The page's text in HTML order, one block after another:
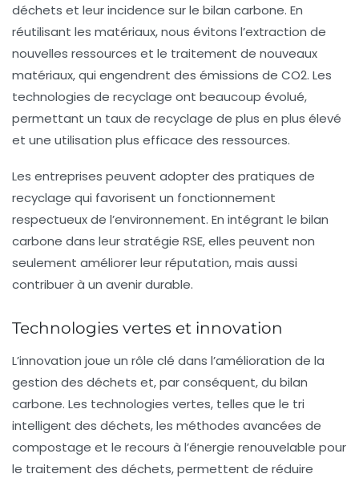
déchets et leur incidence sur le bilan carbone. En
réutilisant les matériaux, nous évitons l’extraction de
nouvelles ressources et le traitement de nouveaux
matériaux, qui engendrent des émissions de CO2. Les
technologies de recyclage ont beaucoup évolué,
permettant un taux de recyclage de plus en plus élevé
et une utilisation plus efficace des ressources.
Les entreprises peuvent adopter des pratiques de
recyclage qui favorisent un fonctionnement
respectueux de l’environnement. En intégrant le bilan
carbone dans leur stratégie RSE, elles peuvent non
seulement améliorer leur réputation, mais aussi
contribuer à un avenir durable.
Technologies vertes et innovation
L’innovation joue un rôle clé dans l’amélioration de la
gestion des déchets et, par conséquent, du bilan
carbone. Les technologies vertes, telles que le tri
intelligent des déchets, les méthodes avancées de
compostage et le recours à l’énergie renouvelable pour
le traitement des déchets, permettent de réduire